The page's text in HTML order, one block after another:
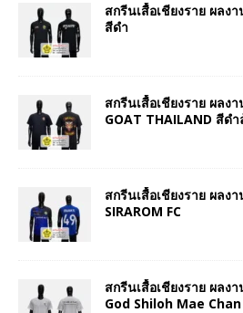
สกรีนเสื้อเชียงราย ผลง
สีดำ
สกรีนเสื้อเชียงราย ผลง
GOAT THAILAND สีด
สกรีนเสื้อเชียงราย ผลง
SIRAROM FC
สกรีนเสื้อเชียงราย ผลง
God Shiloh Mae